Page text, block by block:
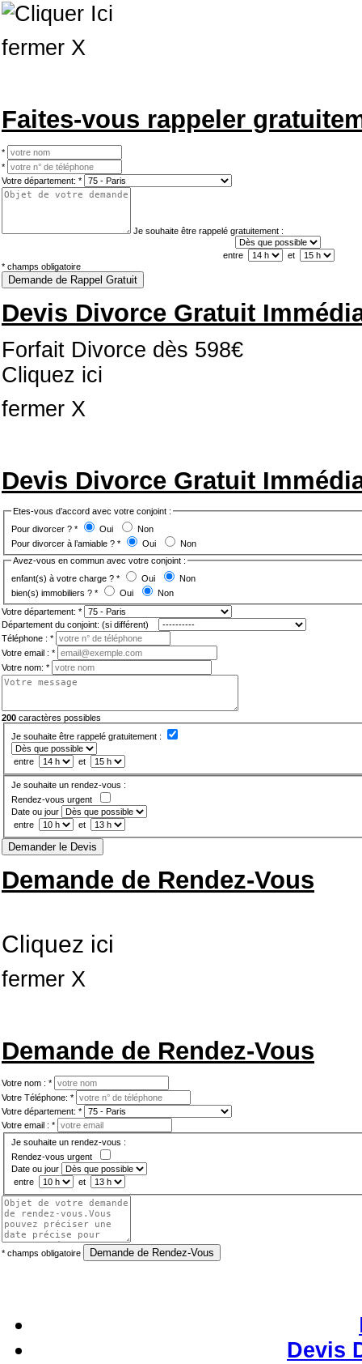
fermer X
Faites-vous rappeler
*
*
Votre département: *
Je souhaite être rappelé gratuitement :
entre
et
* champs obligatoire
Demande de Rappel Gratuit
Devis Divorce Gratuit
Forfait Divorce dès 598€
Cliquez ici
fermer X
Devis Divorce Gratuit
Etes-vous d’accord avec votre conjoint :
Pour divorcer ?* Oui
Non
Pour divorcer à l’amiable ?* Oui
Non
Avez-vous en commun avec votre conjoint :
enfant(s) à votre charge ?* Oui
Non
bien(s) immobiliers ?* Oui
Non
Votre département: *
Département du conjoint: (si différent)
Téléphone : *
Votre email : *
Votre nom: *
200 caractères possibles
Je souhaite être rappelé gratuitement :
entre et
Je souhaite un rendez-vous :
Rendez-vous urgent
Date ou jour
entre
et
Demander le Devis
Demande de Rendez-Vous
Cliquez ici
fermer X
Demande de Rendez-Vous
Votre nom : *
Votre Téléphone: *
Votre département: *
Votre email : *
Je souhaite un rendez-vous :
Rendez-vous urgent
Date ou jour
entre
et
* champs obligatoire Demande de Rendez-Vous
Devis